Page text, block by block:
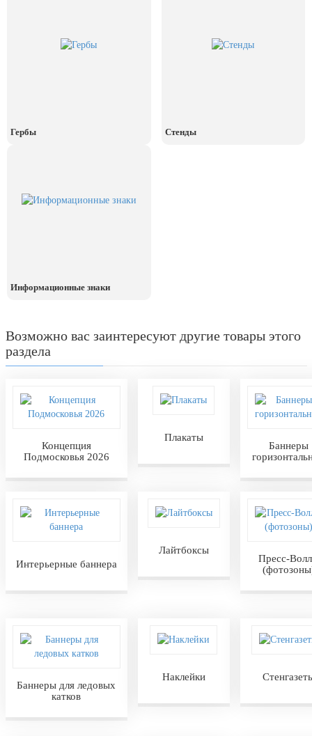
День ВМФ (последнее воскресенье
Гербы Стенды
Информационные знаки
Возможно вас заинтересуют другие товары этого
раздела
Концепция
Подмосковья 2026
Плакаты
Баннеры
Интерьерные баннера
Лайтбоксы
Пресс-
Баннеры для ледовых
катков
Наклейки